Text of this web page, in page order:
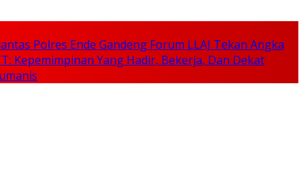
Polres Ende Gandeng Forum LLAJ Tekan Angka
Kepemimpinan Yang Hadir, Bekerja, Dan Dekat